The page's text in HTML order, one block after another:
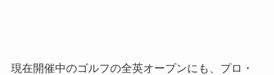
現在開催中のゴルフの全英オープンにも、プロ・